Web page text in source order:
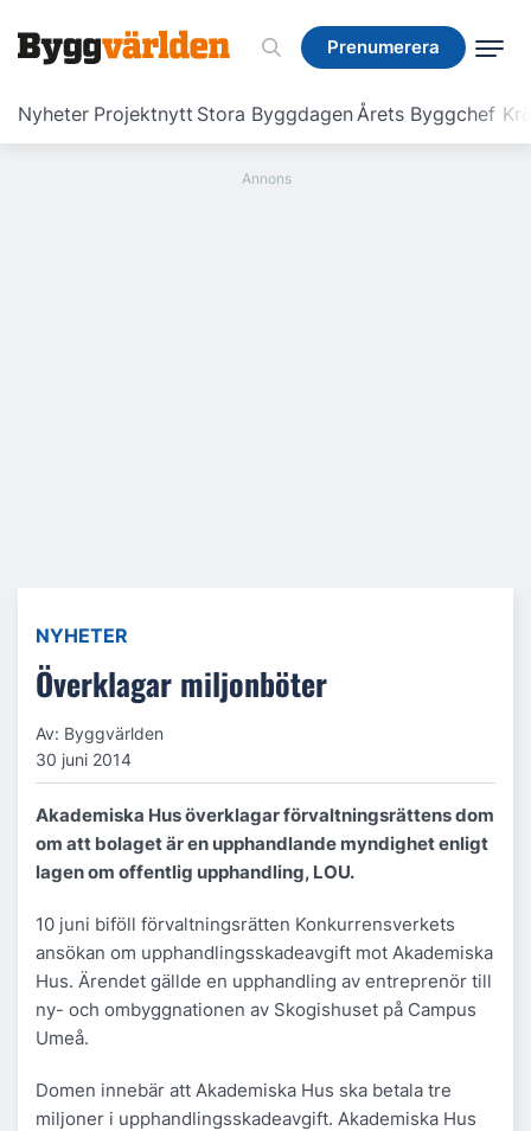
Prenumerera
Nyheter Projektnytt Stora ByggdagenÅrets Byggchef
Prenumerera
NYHETER
Överklagar miljonböter
Av: Byggvärlden
30 juni 2014
Akademiska Hus överklagar förvaltningsrättens dom
om att bolaget är en upphandlande myndighet enligt
lagen om offentlig upphandling, LOU.
10 juni biföll förvaltningsrätten Konkurrensverkets
ansökan om upphandlingsskadeavgift mot Akademiska
Hus. Ärendet gällde en upphandling av entreprenör till
ny- och ombyggnationen av Skogishuset på Campus
Umeå.
Domen innebär att Akademiska Hus ska betala tre
miljoner i upphandlingsskadeavgift. Akademiska Hus